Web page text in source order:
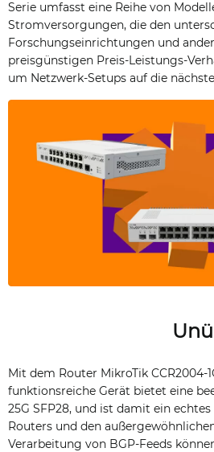
Serie umfasst eine Reihe von
Stromversorgungen, die den
Forschungseinrichtungen und
preisgünstigen Preis-Leistungs-
um Netzwerk-Setups auf die
Mit dem Router MikroTik CCR2004-
funktionsreiche Gerät bietet eine
25G SFP28, und ist damit ein
Routers und den
Verarbeitung von BGP-Feeds